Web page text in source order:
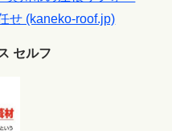
せ (kaneko-roof.jp)
セルフ